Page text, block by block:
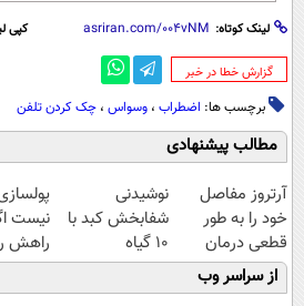
لینک کوتاه: کپی
‌گزارش خطا در خبر
برچسب ها: اضطراب ، وسواس ، چک کردن تلفن
مطالب پیشنهادی
آرتروز مفاصل
خود را به طور
قطعی درمان
کنید!
◗پرسش‌نامه◖
نوشیدنی
شفابخش کبد با
10 گیاه
موثر(تخفیف تا
امشب)
نیست
راهش
" دوره
از سراسر وب